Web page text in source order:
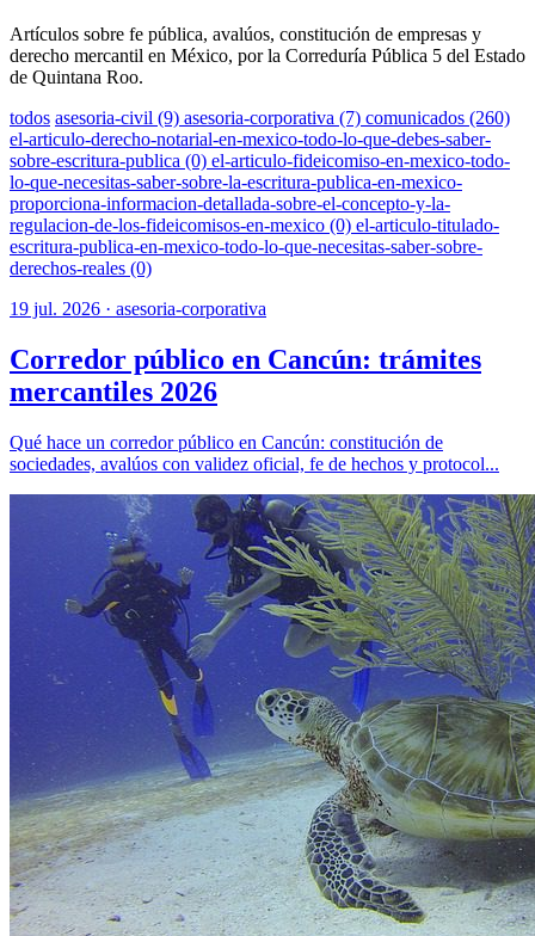
Artículos sobre fe pública, avalúos, constitución de empresas y
derecho mercantil en México, por la Correduría Pública 5 del Estado
de Quintana Roo.
todos asesoria-civil (9) asesoria-corporativa (7) comunicados (260)
el-articulo-derecho-notarial-en-mexico-todo-lo-que-debes-saber-
sobre-escritura-publica (0) el-articulo-fideicomiso-en-mexico-todo-
lo-que-necesitas-saber-sobre-la-escritura-publica-en-mexico-
proporciona-informacion-detallada-sobre-el-concepto-y-la-
regulacion-de-los-fideicomisos-en-mexico (0) el-articulo-titulado-
escritura-publica-en-mexico-todo-lo-que-necesitas-saber-sobre-
derechos-reales (0)
19 jul. 2026 · asesoria-corporativa
Corredor público en Cancún: trámites
mercantiles 2026
Qué hace un corredor público en Cancún: constitución de
sociedades, avalúos con validez oficial, fe de hechos y protocol...